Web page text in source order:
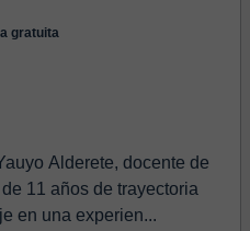
gratuita
Alderete, docente de
11 años de trayectoria
en una experien...